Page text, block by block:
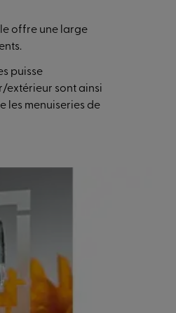
offre une large
puisse
extérieur sont ainsi
les menuiseries de